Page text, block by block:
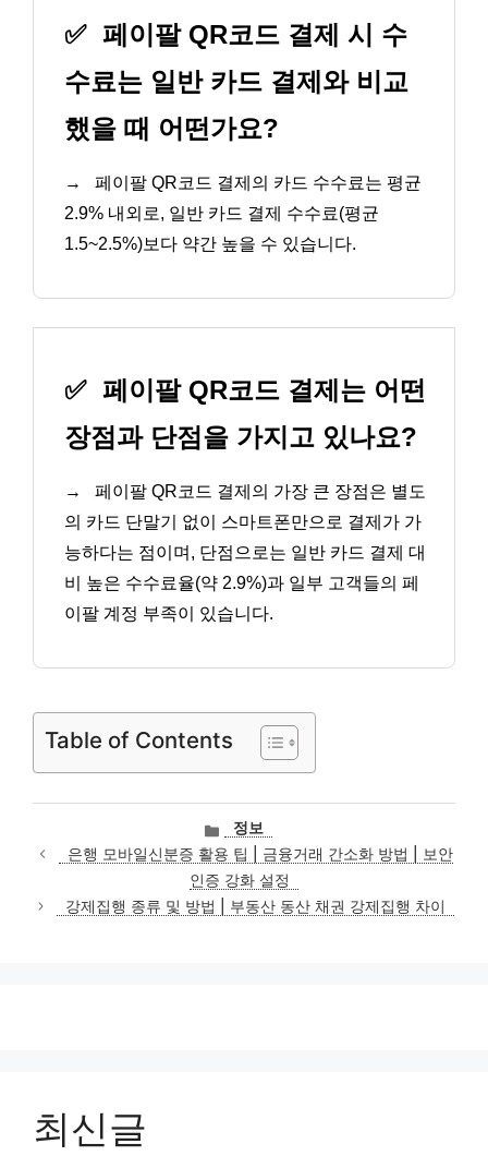
✅ 페이팔 QR코드 결제 시 수
수료는 일반 카드 결제와 비교
했을 때 어떤가요?
→
페이팔 QR코드 결제의 카드 수수료는 평균
2.9% 내외로, 일반 카드 결제 수수료(평균
1.5~2.5%)보다 약간 높을 수 있습니다.
✅ 페이팔 QR코드 결제는 어떤
장점과 단점을 가지고 있나요?
→
페이팔 QR코드 결제의 가장 큰 장점은 별도
의 카드 단말기 없이 스마트폰만으로 결제가 가
능하다는 점이며, 단점으로는 일반 카드 결제 대
비 높은 수수료율(약 2.9%)과 일부 고객들의 페
이팔 계정 부족이 있습니다.
Table of Contents
카
테
고
리
정보
은행 모바일신분증 활용 팁 | 금융거래 간소화 방법 | 보안
인증 강화 설정
강제집행 종류 및 방법 | 부동산 동산 채권 강제집행 차이
최신글